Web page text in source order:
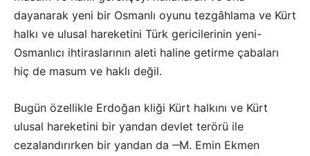
dayanarak yeni bir Osmanlı oyunu tezgâhlama ve Kürt
halkı ve ulusal hareketini Türk gericilerinin yeni-
Osmanlıcı ihtiraslarının aleti haline getirme çabaları
hiç de masum ve haklı değil.
Bugün özellikle Erdoğan kliği Kürt halkını ve Kürt
ulusal hareketini bir yandan devlet terörü ile
cezalandırırken bir yandan da ‒M. Emin Ekmen